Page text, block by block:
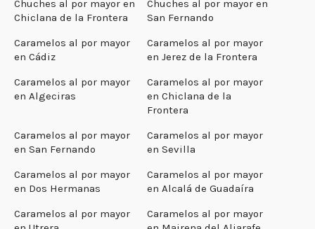
Chuches al por mayor en
Chiclana de la Frontera
Chuches al por mayor en
San Fernando
Caramelos al por mayor
en Cádiz
Caramelos al por mayor
en Jerez de la Frontera
Caramelos al por mayor
en Algeciras
Caramelos al por mayor
en Chiclana de la
Frontera
Caramelos al por mayor
en San Fernando
Caramelos al por mayor
en Sevilla
Caramelos al por mayor
en Dos Hermanas
Caramelos al por mayor
en Alcalá de Guadaíra
Caramelos al por mayor
Caramelos al por mayor